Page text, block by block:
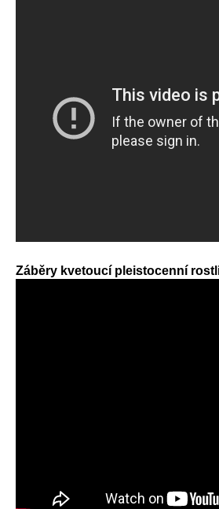
Záběry kvetoucí pleistocenní